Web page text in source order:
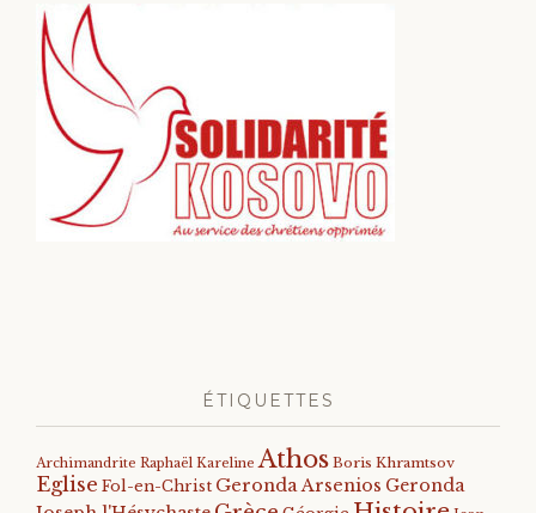
ÉTIQUETTES
Archimandrite Raphaël Kareline Athos Boris Khramtsov
Eglise Fol-en-Christ Geronda Arsenios Geronda